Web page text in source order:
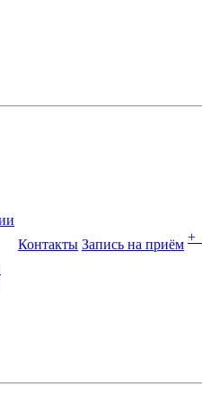
Контакты Запись на приём +